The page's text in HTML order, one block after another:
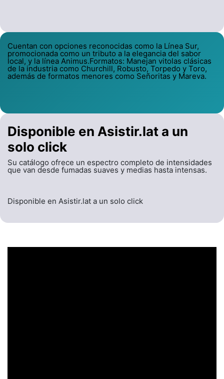
Cuentan con opciones reconocidas como la Línea Sur,
promocionada como un tributo a la elegancia del sabor
local, y la línea Animus.Formatos: Manejan vitolas clásicas
de la industria como Churchill, Robusto, Torpedo y Toro,
además de formatos menores como Señoritas y Mareva.
Disponible en Asistir.lat a un
solo click
Su catálogo ofrece un espectro completo de intensidades
que van desde fumadas suaves y medias hasta intensas.
Disponible en Asistir.lat a un solo click